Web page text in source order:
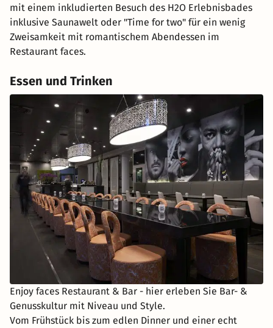
mit einem inkludierten Besuch des H2O Erlebnisbades
inklusive Saunawelt oder "Time for two" für ein wenig
Zweisamkeit mit romantischem Abendessen im
Restaurant faces.
Essen und Trinken
Enjoy faces Restaurant & Bar - hier erleben Sie Bar- &
Genusskultur mit Niveau und Style.
Vom Frühstück bis zum edlen Dinner und einer echt